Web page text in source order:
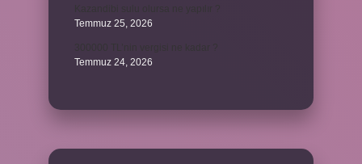
Temmuz 25, 2026
Temmuz 24, 2026